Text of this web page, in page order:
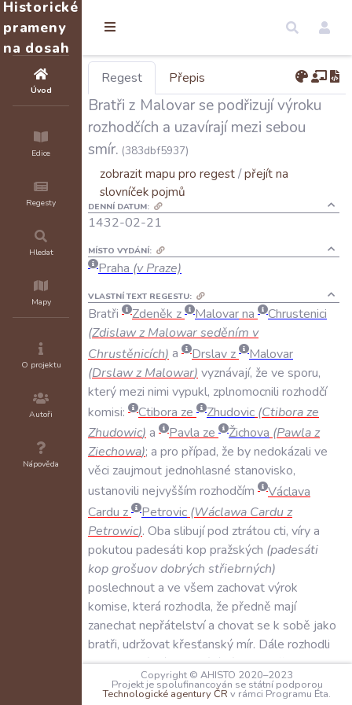
Historické
prameny
na dosah
Úvod
Edice
Regesty
Hledat
Mapy
O projektu
Autoři
Nápověda
Regest Přepis
Bratři z Malovar se podřizují výroku
rozhodčích a uzavírají mezi sebou
smír. (383dbf5937)
zobrazit mapu pro regest/přejít na
slovníček pojmů
DENNÍ DATUM:
1432-02-21
MÍSTO VYDÁNÍ:
Praha (v Praze)
VLASTNÍ TEXT REGESTU:
Bratři Zdeněk z Malovarna
Chrustenici
(Zdislawz Malowarseděním v
Chrustěnicích) a Drslav z
Malovar
(Drslawz Malowar) vyznávají, že ve sporu,
kterýmezi nimi vypukl, zplnomocnili rozhodčí
komisi:
Ctibora ze Zhudovic (Ctiboraze
Zhudowic) a Pavla ze Žichova (Pawlaz
Ziechowa); a pro případ, že bynedokázali ve
věci zaujmout jednohlasné stanovisko,
ustanovili nejvyšším rozhodčím
Václava
Cardu z Petrovic (Wáclawa Carduz
Petrowic). Oba slibujípod ztrátou cti, vírya
pokutou padesáti kop pražských (padesáti
kopgrošuovdobrých střiebrných)
poslechnouta ve všem zachovatvýrok
komise, která rozhodla, že předně mají
zanechatnepřátelstvía chovatse k sobě jako
bratři, udržovatkřesťanskýmír. Dále rozhodli
majetkoprávnívyrovnánínásledovně:
Zdeněka jehodědiciobdrží Chrustenice
Copyright © AHISTO 2020–2023
Projekt je spolufinancován se státní podporou
Technologické agentury ČR v rámci Programu Éta.